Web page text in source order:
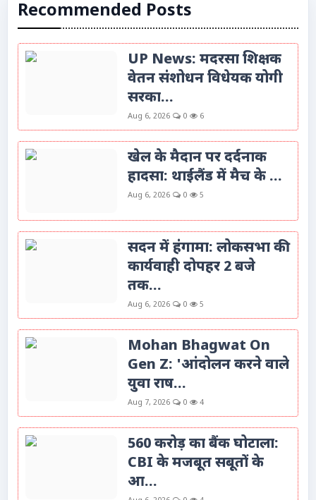
Recommended Posts
UP News: मदरसा शिक्षक
वेतन संशोधन विधेयक योगी
सरका...
Aug 6, 2026 0 6
खेल के मैदान पर दर्दनाक
हादसा: थाईलैंड में मैच के ...
Aug 6, 2026 0 5
सदन में हंगामा: लोकसभा की
कार्यवाही दोपहर 2 बजे
तक...
Aug 6, 2026 0 5
Mohan Bhagwat On
Gen Z: 'आंदोलन करने वाले
युवा राष...
Aug 7, 2026 0 4
560 करोड़ का बैंक घोटाला:
CBI के मजबूत सबूतों के
आ...